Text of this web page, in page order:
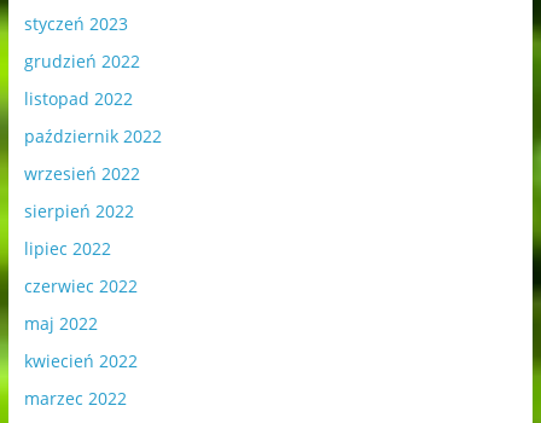
styczeń 2023
grudzień 2022
listopad 2022
październik 2022
wrzesień 2022
sierpień 2022
lipiec 2022
czerwiec 2022
maj 2022
kwiecień 2022
marzec 2022